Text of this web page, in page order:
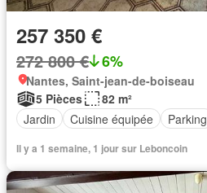
257 350 €
272 800 € 6%
Nantes, Saint-jean-de-boiseau
5 Pièces
82 m²
Jardin
Cuisine équipée Parking
Il y a 1 semaine, 1 jour sur Leboncoin